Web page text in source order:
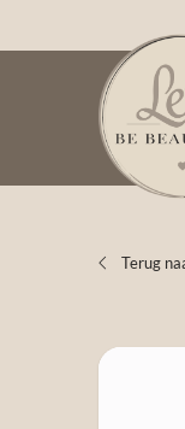
Terug